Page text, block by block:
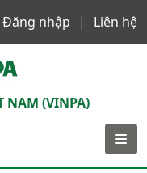
Đăng nhập
Liên hệ
NAM (VINPA)